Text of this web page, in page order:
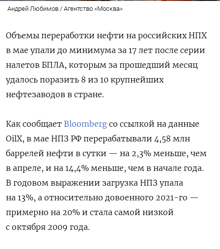
Андрей Любимов / Агентство «Москва»
Объемы переработки нефти на российских НПХ
в мае упали до минимума за 17 лет после серии
налетов БПЛА, которым за прошедший месяц
удалось поразить 8 из 10 крупнейших
нефтезаводов в стране.
Как сообщает Bloomberg со ссылкой на данные
OilX, в мае НПЗ РФ перерабатывали 4,58 млн
баррелей нефти в сутки — на 2,3% меньше, чем
в апреле, и на 14,4% меньше, чем в начале года.
В годовом выражении загрузка НПЗ упала
на 13%, а относительно довоенного 2021-го —
примерно на 20% и стала самой низкой
с октября 2009 года.